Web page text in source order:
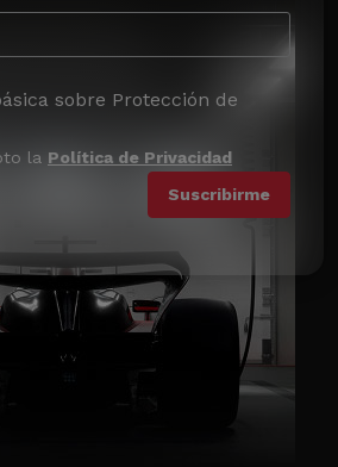
sobre Protección de
la Política de Privacidad